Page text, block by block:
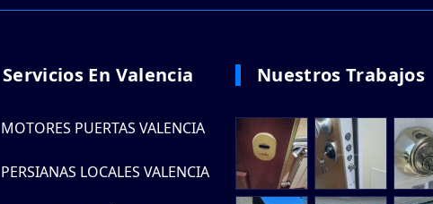
Servicios En Valencia
MOTORES PUERTAS VALENCIA
PERSIANAS LOCALES VALENCIA
Nuestros Trabajos